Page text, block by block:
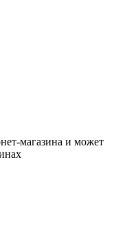
магазина и может